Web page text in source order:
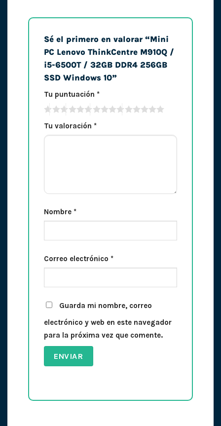
Sé el primero en valorar “Mini
PC Lenovo ThinkCentre M910Q /
i5-6500T / 32GB DDR4 256GB
SSD Windows 10”
Tu puntuación *
Tu valoración *
Nombre *
Correo electrónico *
Guarda mi nombre, correo
electrónico y web en este navegador
para la próxima vez que comente.